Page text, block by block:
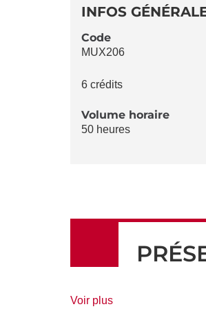
DE
LA
INFOS
Code
MUX206
6 crédits
Volume horaire
50 heures
Voir plusde